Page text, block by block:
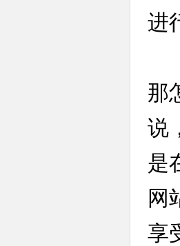
进
那
说
是
网
享